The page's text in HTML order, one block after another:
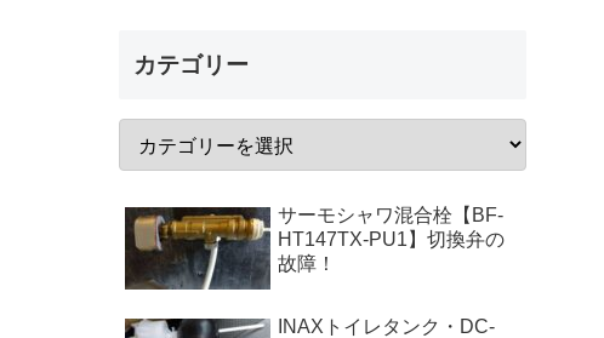
カテゴリー
サーモシャワ混合栓【BF-
HT147TX-PU1】切換弁の
故障！
INAXトイレタンク・DC-